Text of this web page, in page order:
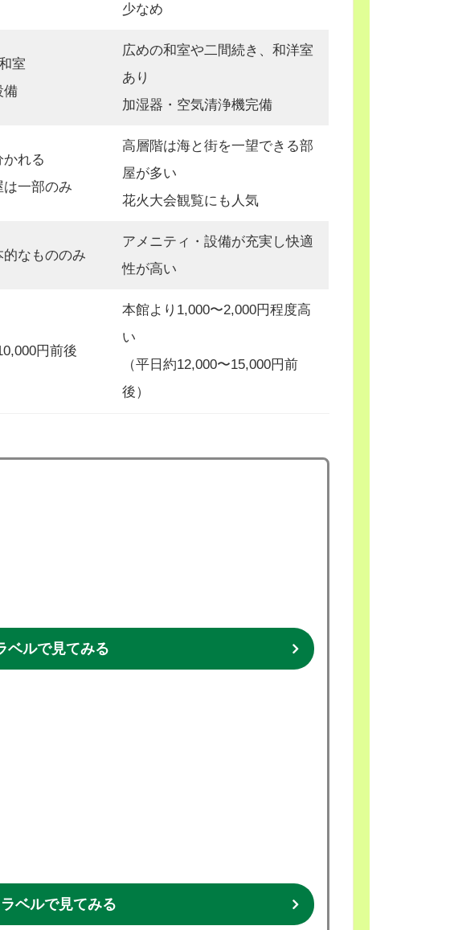
少なめ
室
備
広めの和室や二間続き、和洋室
あり
加湿器・空気清浄機完備
れる
一部のみ
高層階は海と街を一望できる部
屋が多い
花火大会観覧にも人気
的なもののみ
アメニティ・設備が充実し快適
性が高い
円前後
本館より1,000〜2,000円程度高
い
（平日約12,000〜15,000円前
後）
ベルで見てみる
ベルで見てみる